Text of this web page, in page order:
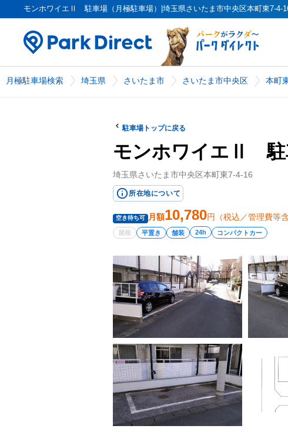
モンホワイエⅡ 駐車場（月極駐車場）|埼玉県さいたま市中央区本町東7-4-
月極駐車場検索 埼玉県 さいたま市 さいたま市中央区 本町
駐車場トップに戻る
モンホワイエⅡ 駐
埼玉県さいたま市中央区本町東7-4-16
所在地について
空き待ち可 月額10,780円（税込／管理費等含
屋根 平置き 舗装 24h コンパクトカー